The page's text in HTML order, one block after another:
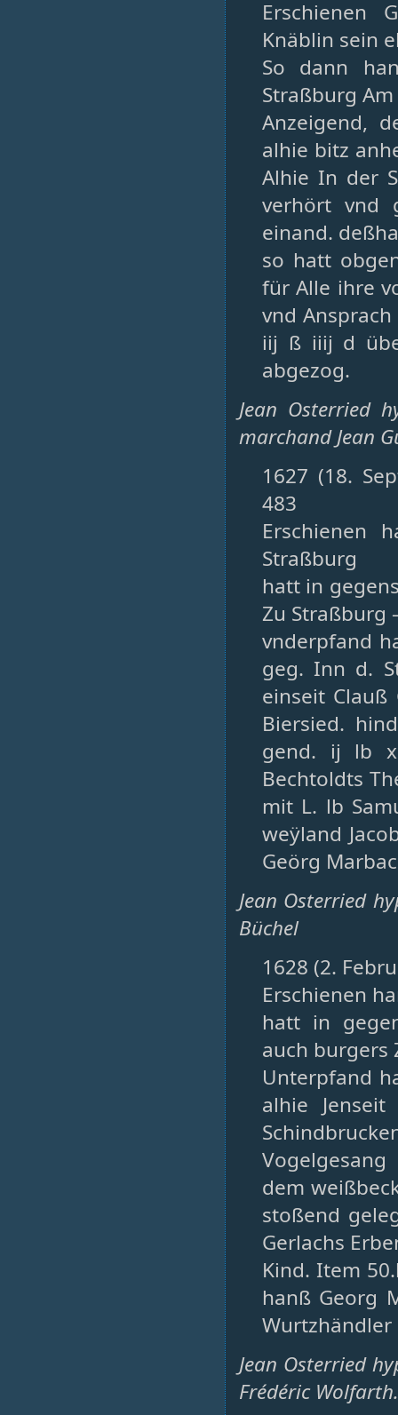
Erschienen
Knäblin sein
So dann
Straßburg
Anzeigend,
alhie bitz
Alhie In der
verhört vnd
einand.
so hatt
für Alle ihre
vnd
iij ß iiij d
abgezog.
Jean Osterried
marchand Jean
1627 (18.
483
Erschienen
Straßburg
hatt in
Zu Straßburg
vnderpfand
geg. Inn d.
einseit
Biersied.
gend. ij lb
Bechtoldts
mit L. lb
weÿland
Geörg
Jean Osterried
Büchel
1628 (2.
Erschienen
hatt in
auch burgers
Unterpfand
alhie
dem
stoßend
Gerlachs
Kind. Item
hanß Georg
Wurtzhändler
Jean Osterried
Frédéric Wolfarth.